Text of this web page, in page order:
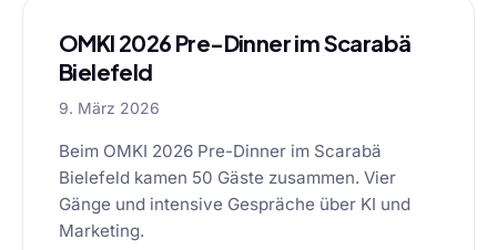
OMKI 2026 Pre-Dinner im Scarabä
Bielefeld
9. März 2026
Beim OMKI 2026 Pre-Dinner im Scarabä
Bielefeld kamen 50 Gäste zusammen. Vier
Gänge und intensive Gespräche über KI und
Marketing.